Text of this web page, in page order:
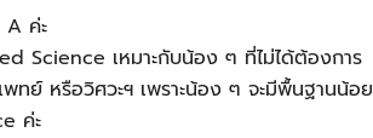
A ค่ะ
Science เหมาะกับน้อง ๆ ที่ไม่ได้ต้องการ
ทย์ หรือวิศวะฯ เพราะน้อง ๆ จะมีพื้นฐานน้อย
ค่ะ